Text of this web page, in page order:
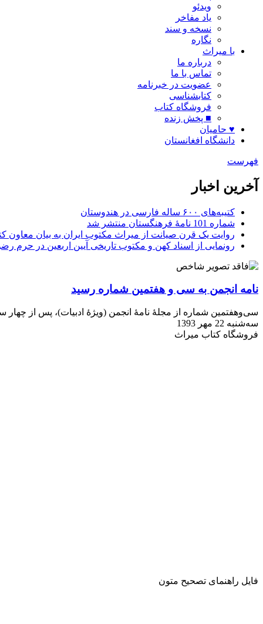
ویدئو
یاد مفاخر
نسخه و سند
نگاره
با میراث
درباره ما
تماس با ما
عضویت در خبرنامه
کتابشناسی
فروشگاه کتاب
■ پخش زنده
♥ حامیان
دانشگاه افغانستان
فهرست
آخرین اخبار
کتیبه‌های ۶۰۰ ساله فارسی در هندوستان
شماره 101 نامۀ فرهنگستان منتشر شد
روایت یک قرن صیانت از میراث مکتوب ایران به بیان معاون
رونمایی از اسناد کهن و مکتوب تاریخی آیین اربعین در حرم
نامه انجمن به سی و هفتمین شماره رسید
سی‌وهفتمین شماره از مجلۀ نامۀ انجمن (ویژۀ ادبیات)، پس از چهار
سه‌شنبه 22 مهر 1393
فروشگاه کتاب میراث
فایل راهنمای تصحیح متون